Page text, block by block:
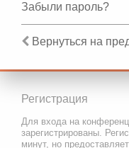
Забыли пароль?
Вернуться на
Регистрация
Для входа на
зарегистрированы.
минут, но